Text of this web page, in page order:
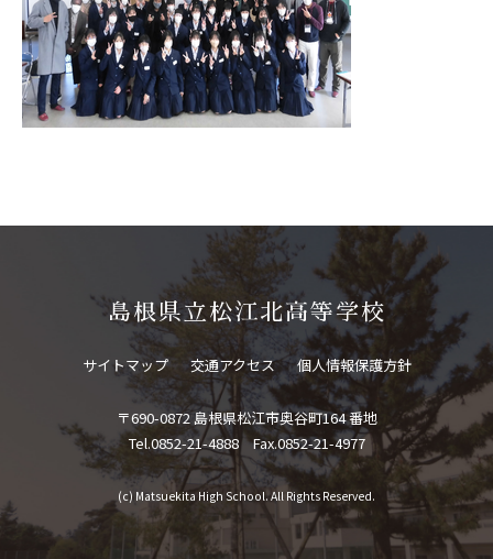
島根県立松江北高等学校
サイトマップ 交通アクセス 個人情報保護方針
〒690-0872 島根県松江市奥谷町164 番地
Tel.0852-21-4888 Fax.0852-21-4977
(c) Matsuekita High School. All Rights Reserved.